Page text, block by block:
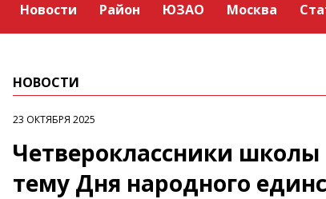
Новости Район ЮЗАО Москва
НОВОСТИ
23 ОКТЯБРЯ 2025
Четвероклассники
тему Дня народного